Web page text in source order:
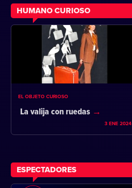
HUMANO CURIOSO
EL OBJETO CURIOSO
La valija con ruedas
3 ENE 2024
ESPECTADORES